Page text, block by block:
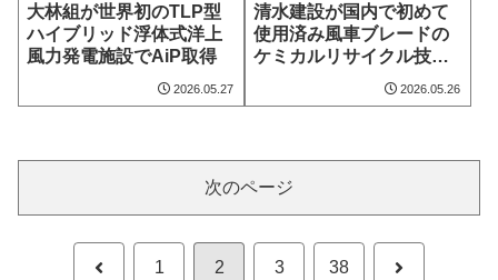
大林組が世界初のTLP型
ハイブリッド浮体式洋上
風力発電施設でAiP取得
2026.05.27
清水建設が国内で初めて
使用済み風車ブレードの
ケミカルリサイクル技術
2026.05.26
次のページ
前 1 2 3 38 次